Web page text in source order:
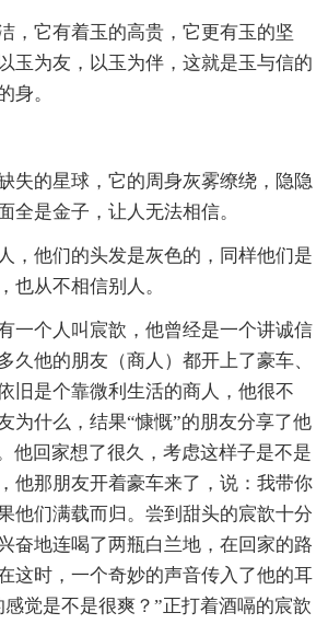
，它有着玉的高贵，它更有玉的坚
玉为友，以玉为伴，这就是玉与信的
身。
失的星球，它的周身灰雾缭绕，隐隐
全是金子，让人无法相信。
，他们的头发是灰色的，同样他们是
也从不相信别人。
一个人叫宸歆，他曾经是一个讲诚信
久他的朋友（商人）都开上了豪车、
旧是个靠微利生活的商人，他很不
为什么，结果“慷慨”的朋友分享了他
他回家想了很久，考虑这样子是不是
他那朋友开着豪车来了，说：我带你
他们满载而归。尝到甜头的宸歆十分
奋地连喝了两瓶白兰地，在回家的路
这时，一个奇妙的声音传入了他的耳
觉是不是很爽？”正打着酒嗝的宸歆